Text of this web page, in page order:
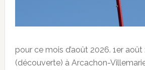
pour ce mois d’août 2026. 1er
(découverte) à Arcachon-